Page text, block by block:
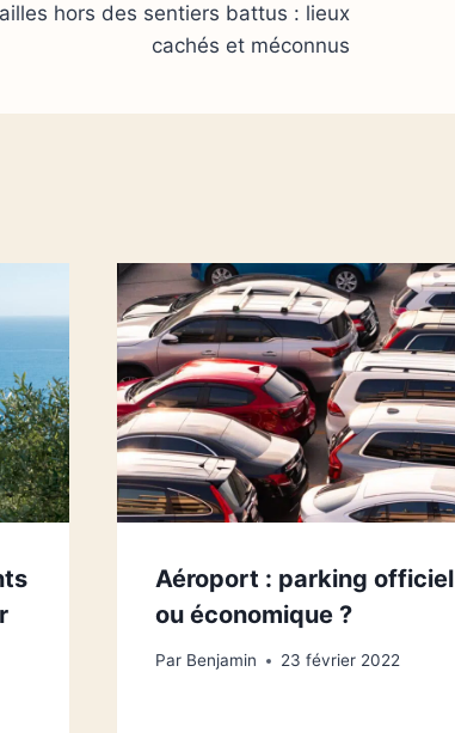
hors des sentiers battus : lieux
cachés et méconnus
Aéroport : parking officiel
ou économique ?
Par Benjamin 23 février 2022